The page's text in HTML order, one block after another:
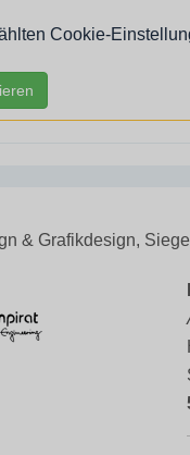
Cookie-
& Grafikdesign,